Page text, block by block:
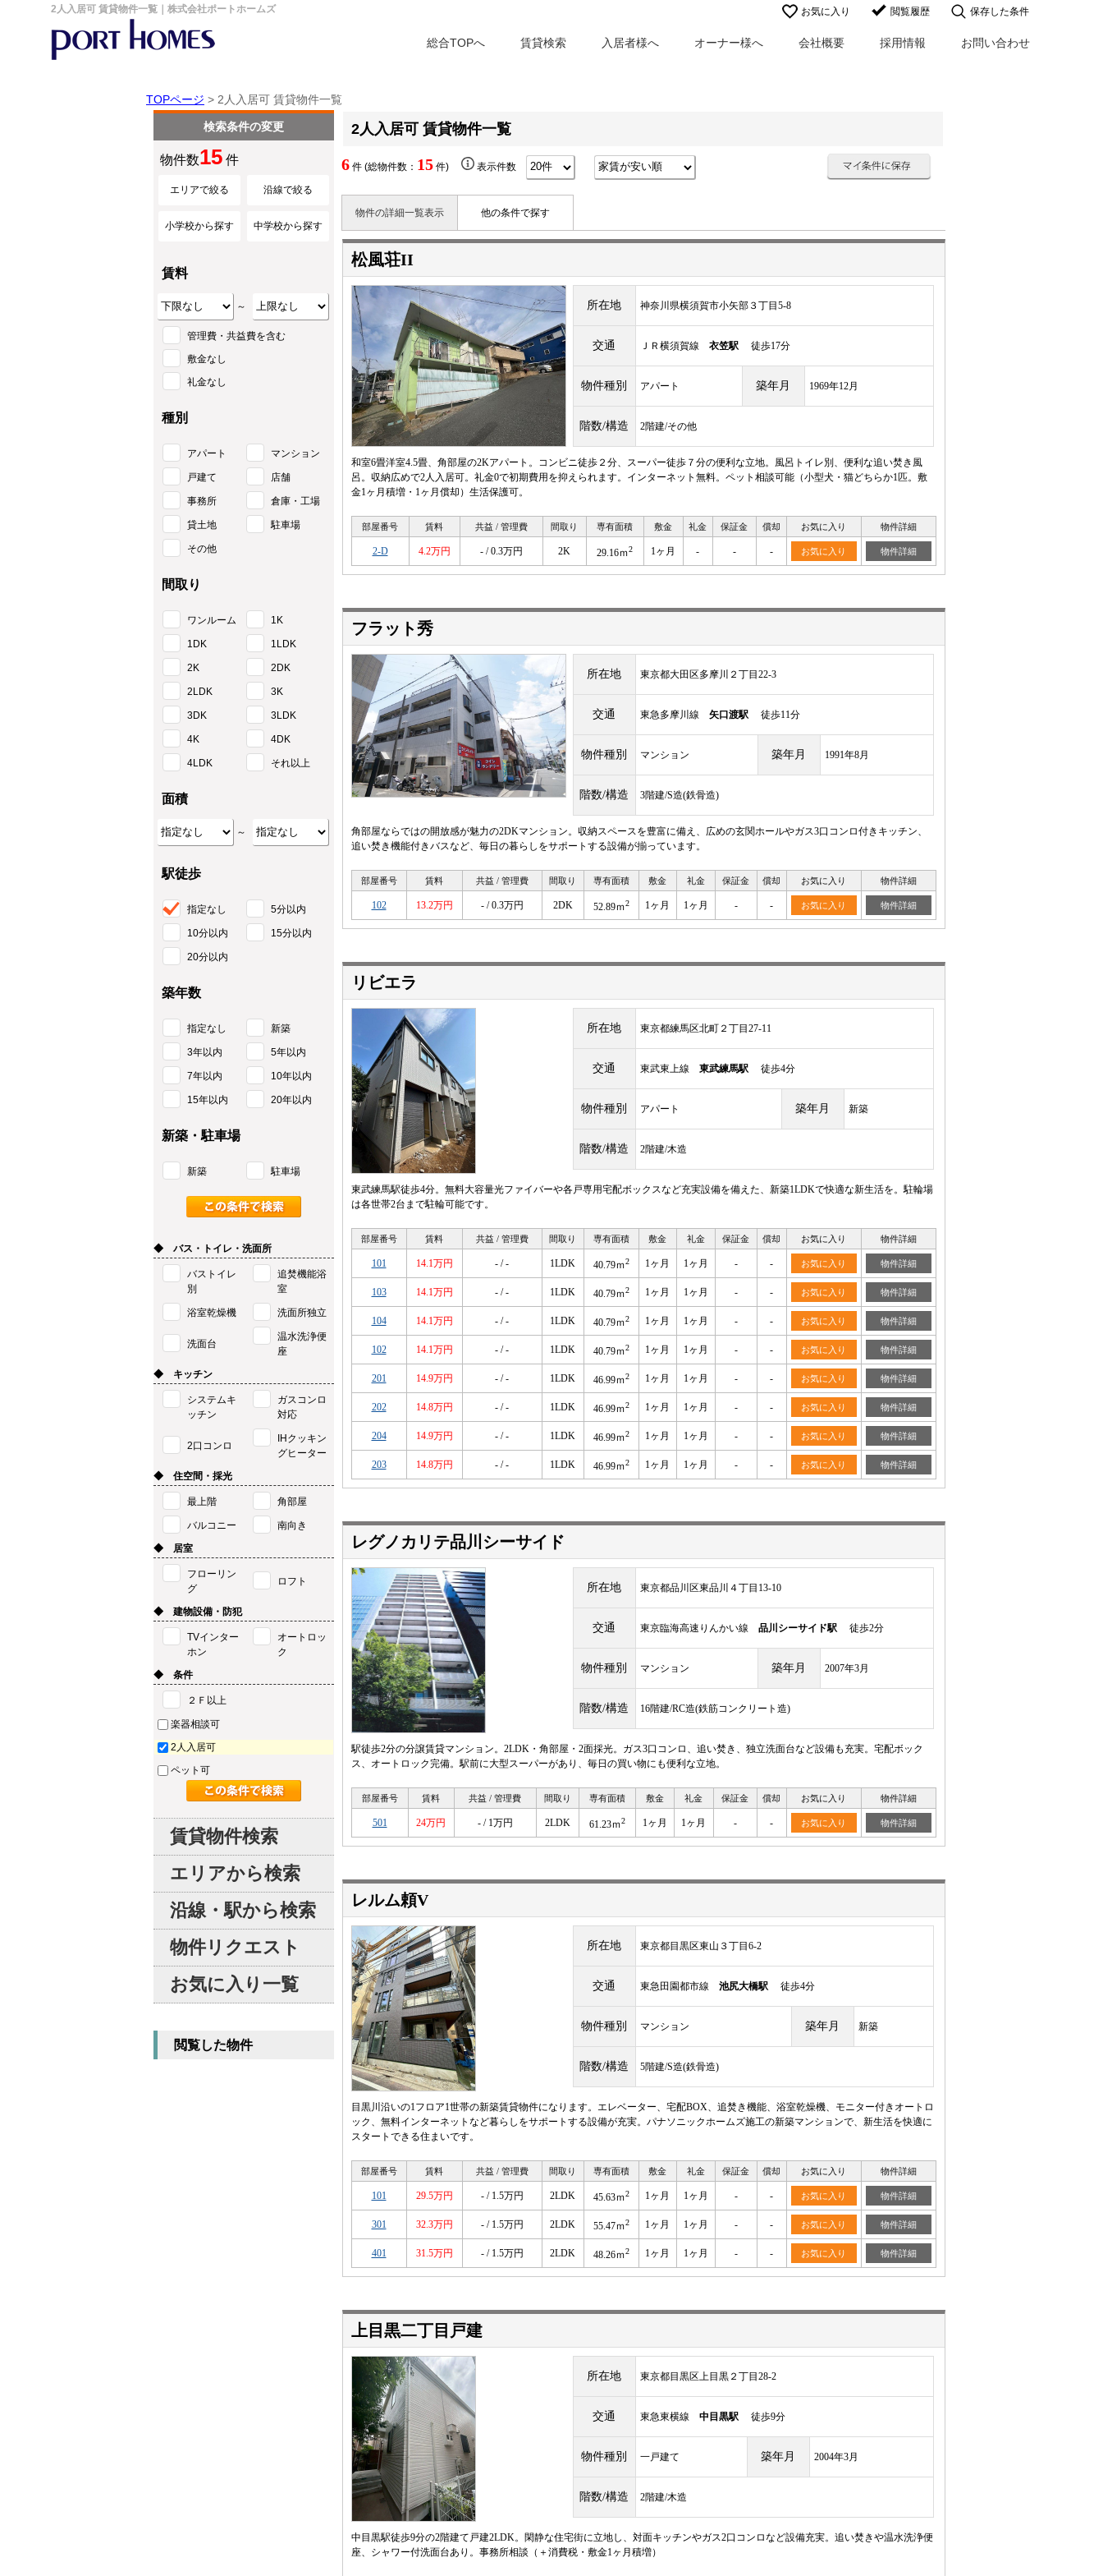
2人入居可 賃貸物件一覧｜株式会社ポートホームズ お気に入り 閲覧履歴 保存した条件
総合TOPへ 賃貸検索 入居者様へ オーナー様へ 会社概要 採用情報 お問い合わせ
TOPページ > 2人入居可 賃貸物件一覧
2人入居可 賃貸物件一覧
6 件 (総物件数： 15 件) 表示件数
物件の詳細一覧表示 他の条件で探す
松風荘II
所在地 神奈川県横須賀市小矢部３丁目5-8
交通 ＪＲ横須賀線 衣笠駅徒歩17分
物件種別 アパート 築年月 1969年12月
階数/構造 2階建/その他
和室6畳洋室4.5畳、角部屋の2Kアパート。コンビニ徒歩２分、スーパー徒歩７分の便利な立地。風呂トイレ別、便利な追い焚き風
呂。収納広めで2人入居可。礼金0で初期費用を抑えられます。インターネット無料。ペット相談可能（小型犬・猫どちらか1匹。敷
金1ヶ月積増・1ヶ月償却）生活保護可。
部屋番号 賃料 共益 / 管理費 間取り 専有面積 敷金 礼金 保証金 償却 お気に入り 物件詳細
2-D 4.2万円 - / 0.3万円 2K 29.16ｍ2 1ヶ月 - - - お気に入り 物件詳細
フラット秀
所在地 東京都大田区多摩川２丁目22-3
交通 東急多摩川線 矢口渡駅徒歩11分
物件種別 マンション 築年月 1991年8月
階数/構造 3階建/S造(鉄骨造)
角部屋ならではの開放感が魅力の2DKマンション。収納スペースを豊富に備え、広めの玄関ホールやガス3口コンロ付きキッチン、
追い焚き機能付きバスなど、毎日の暮らしをサポートする設備が揃っています。
部屋番号 賃料 共益 / 管理費 間取り 専有面積 敷金 礼金 保証金 償却 お気に入り 物件詳細
102 13.2万円 - / 0.3万円 2DK 52.89ｍ2 1ヶ月 1ヶ月 - - お気に入り 物件詳細
リビエラ
所在地 東京都練馬区北町２丁目27-11
交通 東武東上線 東武練馬駅徒歩4分
物件種別 アパート 築年月 新築
階数/構造 2階建/木造
東武練馬駅徒歩4分。無料大容量光ファイバーや各戸専用宅配ボックスなど充実設備を備えた、新築1LDKで快適な新生活を。駐輪場
は各世帯2台まで駐輪可能です。
部屋番号 賃料 共益 / 管理費 間取り 専有面積 敷金 礼金 保証金 償却 お気に入り 物件詳細
101 14.1万円 - / - 1LDK 40.79ｍ2 1ヶ月 1ヶ月 - - お気に入り 物件詳細
103 14.1万円 - / - 1LDK 40.79ｍ2 1ヶ月 1ヶ月 - - お気に入り 物件詳細
104 14.1万円 - / - 1LDK 40.79ｍ2 1ヶ月 1ヶ月 - - お気に入り 物件詳細
102 14.1万円 - / - 1LDK 40.79ｍ2 1ヶ月 1ヶ月 - - お気に入り 物件詳細
201 14.9万円 - / - 1LDK 46.99ｍ2 1ヶ月 1ヶ月 - - お気に入り 物件詳細
202 14.8万円 - / - 1LDK 46.99ｍ2 1ヶ月 1ヶ月 - - お気に入り 物件詳細
204 14.9万円 - / - 1LDK 46.99ｍ2 1ヶ月 1ヶ月 - - お気に入り 物件詳細
203 14.8万円 - / - 1LDK 46.99ｍ2 1ヶ月 1ヶ月 - - お気に入り 物件詳細
レグノカリテ品川シーサイド
所在地 東京都品川区東品川４丁目13-10
交通 東京臨海高速りんかい線 品川シーサイド駅徒歩2分
物件種別 マンション 築年月 2007年3月
階数/構造 16階建/RC造(鉄筋コンクリート造)
駅徒歩2分の分譲賃貸マンション。2LDK・角部屋・2面採光。ガス3口コンロ、追い焚き、独立洗面台など設備も充実。宅配ボック
ス、オートロック完備。駅前に大型スーパーがあり、毎日の買い物にも便利な立地。
部屋番号 賃料 共益 / 管理費 間取り 専有面積 敷金 礼金 保証金 償却 お気に入り 物件詳細
501 24万円 - / 1万円 2LDK 61.23ｍ2 1ヶ月 1ヶ月 - - お気に入り 物件詳細
レルム頼V
所在地 東京都目黒区東山３丁目6-2
交通 東急田園都市線 池尻大橋駅徒歩4分
物件種別 マンション 築年月 新築
階数/構造 5階建/S造(鉄骨造)
目黒川沿いの1フロア1世帯の新築賃貸物件になります。エレベーター、宅配BOX、追焚き機能、浴室乾燥機、モニター付きオートロ
ック、無料インターネットなど暮らしをサポートする設備が充実。パナソニックホームズ施工の新築マンションで、新生活を快適に
スタートできる住まいです。
部屋番号 賃料 共益 / 管理費 間取り 専有面積 敷金 礼金 保証金 償却 お気に入り 物件詳細
101 29.5万円 - / 1.5万円 2LDK 45.63ｍ2 1ヶ月 1ヶ月 - - お気に入り 物件詳細
301 32.3万円 - / 1.5万円 2LDK 55.47ｍ2 1ヶ月 1ヶ月 - - お気に入り 物件詳細
401 31.5万円 - / 1.5万円 2LDK 48.26ｍ2 1ヶ月 1ヶ月 - - お気に入り 物件詳細
上目黒二丁目戸建
所在地 東京都目黒区上目黒２丁目28-2
交通 東急東横線 中目黒駅徒歩9分
物件種別 一戸建て 築年月 2004年3月
階数/構造 2階建/木造
中目黒駅徒歩9分の2階建て戸建2LDK。閑静な住宅街に立地し、対面キッチンやガス2口コンロなど設備充実。追い焚きや温水洗浄便
座、シャワー付洗面台あり。事務所相談（＋消費税・敷金1ヶ月積増）
検索条件の変更
物件数15 件
エリアで絞る 沿線で絞る
小学校から探す 中学校から探す
賃料
～
管理費・共益費を含む
敷金なし
礼金なし
種別
アパート マンション
戸建て 店舗
事務所 倉庫・工場
貸土地 駐車場
その他
間取り
ワンルーム 1K
1DK 1LDK
2K 2DK
2LDK 3K
3DK 3LDK
4K 4DK
4LDK それ以上
面積
～
駅徒歩
指定なし 5分以内
10分以内 15分以内
20分以内
築年数
指定なし 新築
3年以内 5年以内
7年以内 10年以内
15年以内 20年以内
新築・駐車場
新築 駐車場
◆ バス・トイレ・洗面所
バストイレ
別
追焚機能浴
室
浴室乾燥機 洗面所独立
洗面台
温水洗浄便
座
◆ キッチン
システムキ
ッチン
ガスコンロ
対応
2口コンロ
IHクッキン
グヒーター
◆ 住空間・採光
最上階 角部屋
バルコニー
南向き
◆ 居室
フローリン
グ
ロフト
◆ 建物設備・防犯
TVインター
ホン
オートロッ
ク
◆ 条件
２Ｆ以上
楽器相談可
2人入居可
ペット可
賃貸物件検索
エリアから検索
沿線・駅から検索
物件リクエスト
お気に入り一覧
閲覧した物件